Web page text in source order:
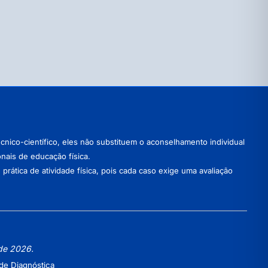
científico, eles não substituem o aconselhamento individual
de educação física.
de atividade física, pois cada caso exige uma avaliação
2026.
Diagnóstica